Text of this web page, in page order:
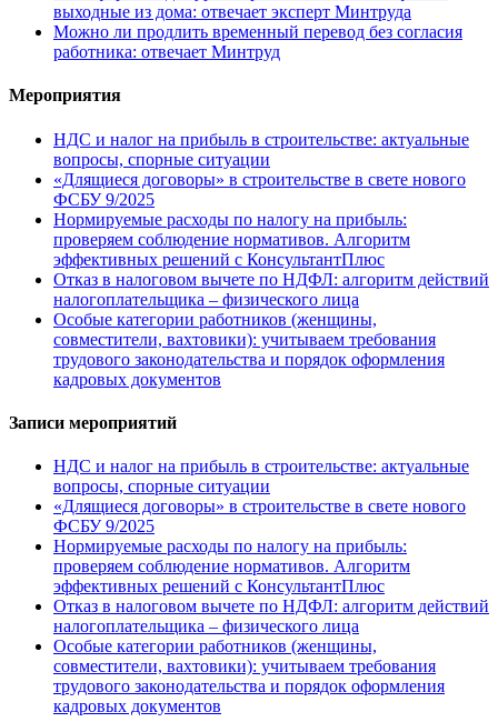
выходные из дома: отвечает эксперт Минтруда
Можно ли продлить временный перевод без согласия
работника: отвечает Минтруд
Мероприятия
НДС и налог на прибыль в строительстве: актуальные
вопросы, спорные ситуации
«Длящиеся договоры» в строительстве в свете нового
ФСБУ 9/2025
Нормируемые расходы по налогу на прибыль:
проверяем соблюдение нормативов. Алгоритм
эффективных решений с КонсультантПлюс
Отказ в налоговом вычете по НДФЛ: алгоритм действий
налогоплательщика – физического лица
Особые категории работников (женщины,
совместители, вахтовики): учитываем требования
трудового законодательства и порядок оформления
кадровых документов
Записи мероприятий
НДС и налог на прибыль в строительстве: актуальные
вопросы, спорные ситуации
«Длящиеся договоры» в строительстве в свете нового
ФСБУ 9/2025
Нормируемые расходы по налогу на прибыль:
проверяем соблюдение нормативов. Алгоритм
эффективных решений с КонсультантПлюс
Отказ в налоговом вычете по НДФЛ: алгоритм действий
налогоплательщика – физического лица
Особые категории работников (женщины,
совместители, вахтовики): учитываем требования
трудового законодательства и порядок оформления
кадровых документов